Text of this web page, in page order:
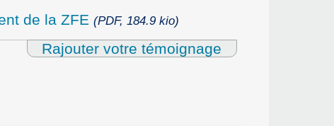
de la ZFE (PDF, 184.9 kio)
Rajouter votre témoignage